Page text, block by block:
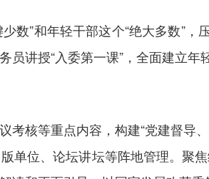
数”和年轻干部这个“绝大多数”
讲授“入委第一课”，全面建立
核等重点内容，构建“党建督导
位、论坛讲坛等阵地管理。聚焦